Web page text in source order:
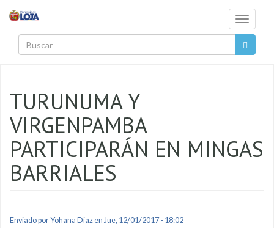
Toggle
TURUNUMA Y
VIRGENPAMBA
PARTICIPARÁN EN MINGAS
BARRIALES
Enviado porYohana Diazen Jue, 12/01/2017 - 18:02